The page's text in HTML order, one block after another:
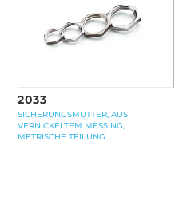
2033
SICHERUNGSMUTTER, AUS
VERNICKELTEM MESSING,
METRISCHE TEILUNG